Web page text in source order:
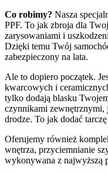
Co robimy? Nasza
PPF. To jak zbroja dla
zarysowaniami i
Dzięki temu Twój
zabezpieczony na lata.
Ale to dopiero początek.
kwarcowych i
tylko dodają blasku
czynnikami zewnętrznymi,
drodze. To jak dodać
Oferujemy również
wnętrza, przyciemnianie
wykonywana z najwyższą